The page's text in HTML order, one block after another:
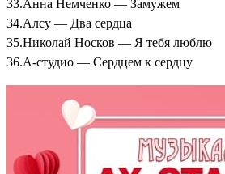
33.Анна Немченко — Замужем
34.Алсу — Два сердца
35.Николай Носков — Я тебя люблю
36.А-студио — Сердцем к сердцу